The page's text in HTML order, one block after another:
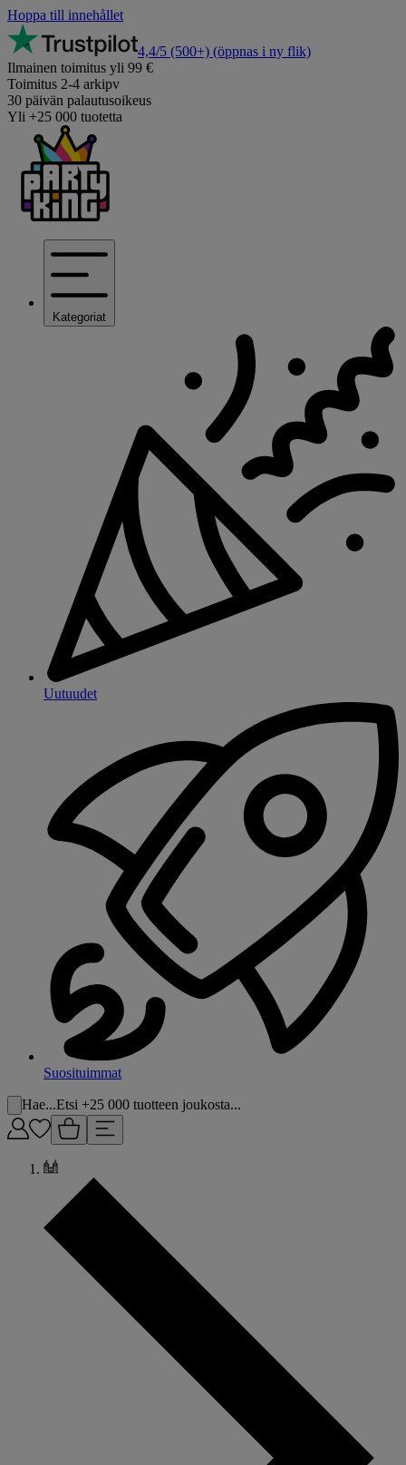
Hoppa till innehållet
4,4/5 (500+) (öppnas i ny flik)
Ilmainen toimitus yli 99 €
Toimitus 2-4 arkipv
30 päivän palautusoikeus
Yli +25 000 tuotetta
Kategoriat
Uutuudet
Suosituimmat
Hae...Etsi +25 000 tuotteen joukosta...